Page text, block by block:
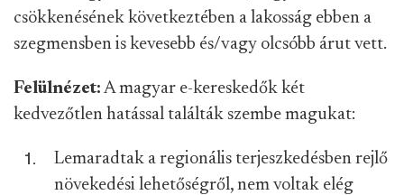
csökkenésének következtében a lakosság ebben a
szegmensben is kevesebb és/vagy olcsóbb árut vett.
Felülnézet: A magyar e-kereskedők két
kedvezőtlen hatással találták szembe magukat:
Lemaradtak a regionális terjeszkedésben rejlő
növekedési lehetőségről, nem voltak elég